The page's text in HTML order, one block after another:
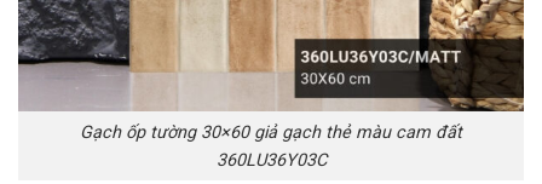
Gạch ốp tường 30×60 giả gạch thẻ màu cam đất
360LU36Y03C